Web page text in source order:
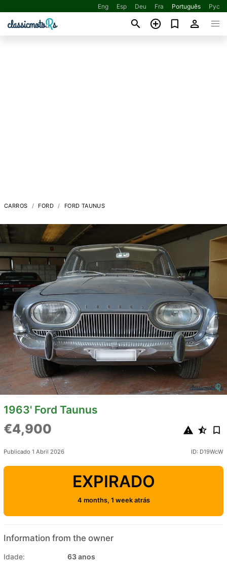
Eng Esp Deu Fra Português Рус
CARROS FORD FORD TAUNUS
1963' Ford Taunus
€4,900
Publicado 1 Abril 2026 ID: D19WcW
EXPIRADO
4 months, 1 week atrás
Information from the owner
Idade:
63 anos